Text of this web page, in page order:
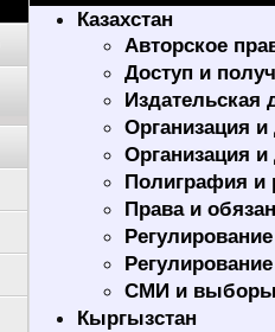
Казахстан
Авторское
Доступ и
Издательская
Организация
Организация
Полиграфия и
Права и
СМИ и
Кыргызстан